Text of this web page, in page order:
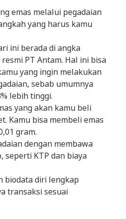
emas melalui pegadaian
yang harus kamu
ini berada di angka
PT Antam. Hal ini bisa
yang ingin melakukan
sebab umumnya
lebih tinggi.
yang akan kamu beli
Kamu bisa membeli emas
gram.
dengan membawa
seperti KTP dan biaya
biodata diri lengkap
transaksi sesuai